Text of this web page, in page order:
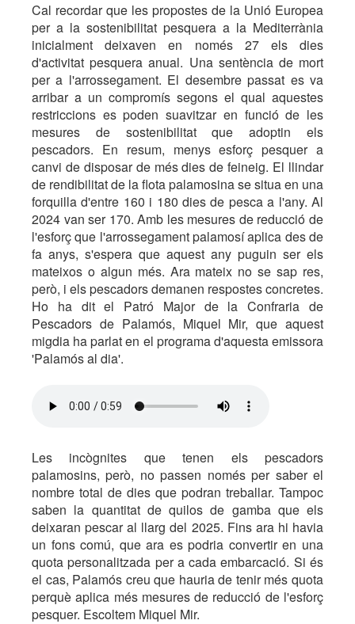
Cal recordar que les propostes de la Unió Europea
per a la sostenibilitat pesquera a la Mediterrània
inicialment deixaven en només 27 els dies
d'activitat pesquera anual. Una sentència de mort
per a l'arrossegament. El desembre passat es va
arribar a un compromís segons el qual aquestes
restriccions es poden suavitzar en funció de les
mesures de sostenibilitat que adoptin els
pescadors. En resum, menys esforç pesquer a
canvi de disposar de més dies de feineig. El llindar
de rendibilitat de la flota palamosina se situa en una
forquilla d'entre 160 i 180 dies de pesca a l'any. Al
2024 van ser 170. Amb les mesures de reducció de
l'esforç que l'arrossegament palamosí aplica des de
fa anys, s'espera que aquest any puguin ser els
mateixos o algun més. Ara mateix no se sap res,
però, i els pescadors demanen respostes concretes.
Ho ha dit el Patró Major de la Confraria de
Pescadors de Palamós, Miquel Mir, que aquest
migdia ha parlat en el programa d'aquesta emissora
'Palamós al dia'.
Les incògnites que tenen els pescadors
palamosins, però, no passen només per saber el
nombre total de dies que podran treballar. Tampoc
saben la quantitat de quilos de gamba que els
deixaran pescar al llarg del 2025. Fins ara hi havia
un fons comú, que ara es podria convertir en una
quota personalitzada per a cada embarcació. Si és
el cas, Palamós creu que hauria de tenir més quota
perquè aplica més mesures de reducció de l'esforç
pesquer. Escoltem Miquel Mir.